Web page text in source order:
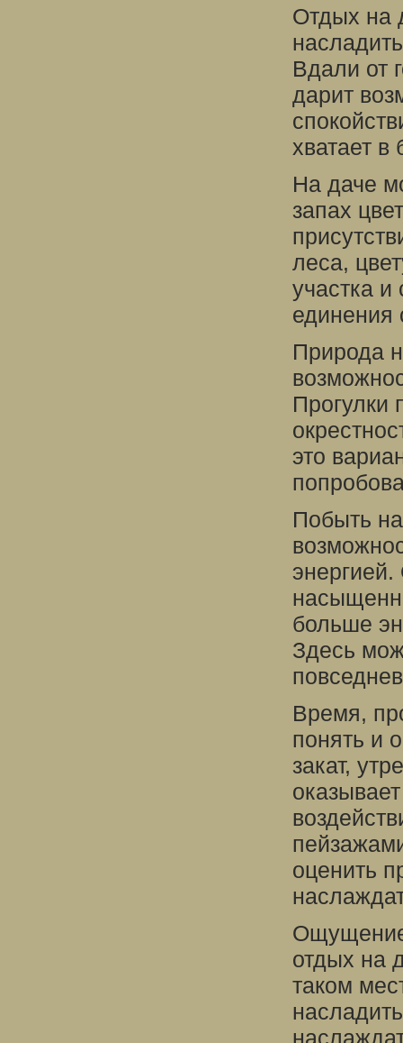
Отдых на
Вдали от
дарит
хватает
На даче
запах
леса,
участка
единения
Природа
Прогулки
это
Побыть
больше
Здесь
Время,
понять и
закат,
оценить
Ощущение
отдых на
таком